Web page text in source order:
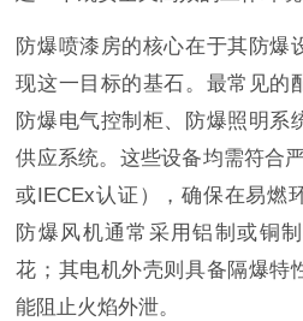
防爆喷漆房的核心在于其防爆
现这一目标的基石。最常见的
防爆电气控制柜、防爆照明系
供应系统。这些设备均需符合
或IECEx认证），确保在易燃
防爆风机通常采用铝制或铜
花；其电机外壳则具备隔爆特
能阻止火焰外泄。